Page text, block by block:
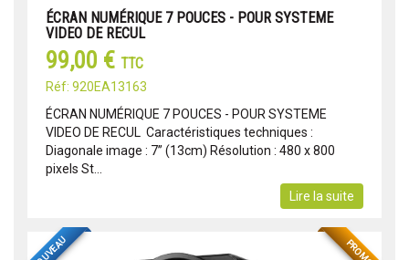
ÉCRAN NUMÉRIQUE 7 POUCES - POUR SYSTEME
VIDEO DE RECUL
99,00 € TTC
Réf: 920EA13163
ÉCRAN NUMÉRIQUE 7 POUCES - POUR SYSTEME
VIDEO DE RECUL Caractéristiques techniques :
Diagonale image : 7’’ (13cm) Résolution : 480 x 800
pixels St...
Lire la suite
PROMO